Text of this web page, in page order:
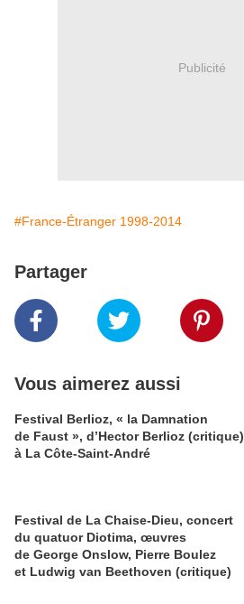
Publicité
#France-Étranger 1998-2014
Partager
Vous aimerez aussi
Festival Berlioz, « la Damnation
de Faust », d’Hector Berlioz (critique)
à La Côte‑Saint‑André
Festival de La Chaise-Dieu, concert
du quatuor Diotima, œuvres
de George Onslow, Pierre Boulez
et Ludwig van Beethoven (critique)